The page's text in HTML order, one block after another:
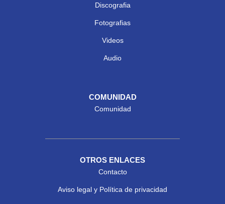
Discografia
Fotografias
Videos
Audio
COMUNIDAD
Comunidad
OTROS ENLACES
Contacto
Aviso legal y Política de privacidad